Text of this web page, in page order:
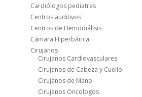
Cardiólogos pediatras
Centros auditivos
Centros de Hemodiálisis
Cámara Hiperbárica
Cirujanos
Cirujanos Cardiovasculares
Cirujanos de Cabeza y Cuello
Cirujanos de Mano
Cirujanos Oncologos